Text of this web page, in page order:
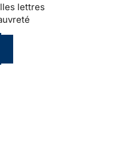
lettres